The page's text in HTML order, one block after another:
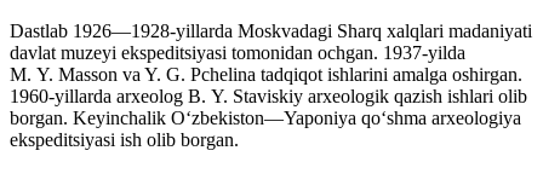
Dastlab 1926—1928-yillarda Moskvadagi Sharq xalqlari madaniyati
davlat muzeyi ekspeditsiyasi tomonidan ochgan. 1937-yilda
M. Y. Masson va Y. G. Pchelina tadqiqot ishlarini amalga oshirgan.
1960-yillarda arxeolog B. Y. Staviskiy arxeologik qazish ishlari olib
borgan. Keyinchalik Oʻzbekiston—Yaponiya qoʻshma arxeologiya
ekspeditsiyasi ish olib borgan.